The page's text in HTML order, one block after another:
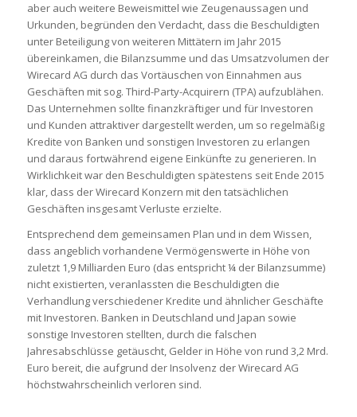
aber auch weitere Beweismittel wie Zeugenaussagen und
Urkunden, begründen den Verdacht, dass die Beschuldigten
unter Beteiligung von weiteren Mittätern im Jahr 2015
übereinkamen, die Bilanzsumme und das Umsatzvolumen der
Wirecard AG durch das Vortäuschen von Einnahmen aus
Geschäften mit sog. Third-Party-Acquirern (TPA) aufzublähen.
Das Unternehmen sollte finanzkräftiger und für Investoren
und Kunden attraktiver dargestellt werden, um so regelmäßig
Kredite von Banken und sonstigen Investoren zu erlangen
und daraus fortwährend eigene Einkünfte zu generieren. In
Wirklichkeit war den Beschuldigten spätestens seit Ende 2015
klar, dass der Wirecard Konzern mit den tatsächlichen
Geschäften insgesamt Verluste erzielte.
Entsprechend dem gemeinsamen Plan und in dem Wissen,
dass angeblich vorhandene Vermögenswerte in Höhe von
zuletzt 1,9 Milliarden Euro (das entspricht ¼ der Bilanzsumme)
nicht existierten, veranlassten die Beschuldigten die
Verhandlung verschiedener Kredite und ähnlicher Geschäfte
mit Investoren. Banken in Deutschland und Japan sowie
sonstige Investoren stellten, durch die falschen
Jahresabschlüsse getäuscht, Gelder in Höhe von rund 3,2 Mrd.
Euro bereit, die aufgrund der Insolvenz der Wirecard AG
höchstwahrscheinlich verloren sind.